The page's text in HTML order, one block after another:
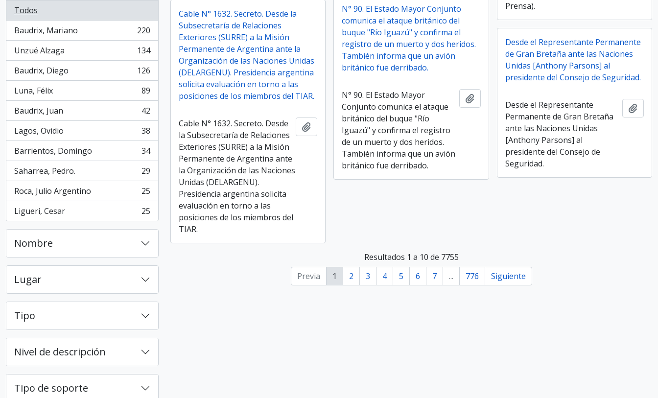
Todos
Baudrix, Mariano
, 220 resultados
220
Unzué Alzaga
, 134 resultados
134
Baudrix, Diego
, 126 resultados
126
Luna, Félix
, 89 resultados
89
Baudrix, Juan
, 42 resultados
42
Lagos, Ovidio
, 38 resultados
38
Barrientos, Domingo
, 34 resultados
34
Saharrea, Pedro.
, 29 resultados
29
Roca, Julio Argentino
, 25 resultados
25
Ligueri, Cesar
, 25 resultados 25
Nombre
Lugar
Tipo
Nivel de descripción
Tipo de soporte
Prensa).
N° 90. El Estado Mayor Conjunto
comunica el ataque británico del
buque "Río Iguazú" y confirma el
registro de un muerto y dos heridos.
También informa que un avión
británico fue derribado.
N° 90. El Estado Mayor
Conjunto comunica el ataque
británico del buque "Río
Iguazú" y confirma el registro
de un muerto y dos heridos.
También informa que un avión
británico fue derribado.
Añadir al portapapeles
Cable N° 1632. Secreto. Desde la
Subsecretaría de Relaciones
Exteriores (SURRE) a la Misión
Permanente de Argentina ante la
Organización de las Naciones Unidas
(DELARGENU). Presidencia argentina
solicita evaluación en torno a las
posiciones de los miembros del TIAR.
Cable N° 1632. Secreto. Desde
la Subsecretaría de Relaciones
Exteriores (SURRE) a la Misión
Permanente de Argentina ante
la Organización de las Naciones
Unidas (DELARGENU).
Presidencia argentina solicita
evaluación en torno a las
posiciones de los miembros del
TIAR.
Añadir al portapapeles
Desde el Representante Permanente
de Gran Bretaña ante las Naciones
Unidas [Anthony Parsons] al
presidente del Consejo de Seguridad.
Desde el Representante
Permanente de Gran Bretaña
ante las Naciones Unidas
[Anthony Parsons] al
presidente del Consejo de
Seguridad.
Resultados 1 a 10 de 7755
Previa
1 2 3 4 5 6 7 ... 776 Siguiente